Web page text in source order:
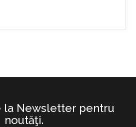
la Newsletter pentru
noutăţi.